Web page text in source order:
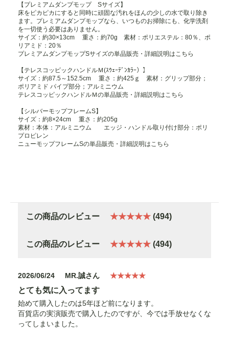
【プレミアムダンプモップ Sサイズ】
床をピカピカにすると同時に頑固な汚れをほんの少しの水で取り除き
ます。プレミアムダンプモップなら、いつものお掃除にも、化学洗剤
を一切使う必要はありません。
サイズ：約30×13cm 重さ：約70g 素材：ポリエステル：80％、ポ
リアミド：20％
プレミアムダンプモップSサイズの単品販売・詳細説明はこちら
【テレスコッピックハンドルＭ(ｽｳｪｰﾃﾞﾝｶﾗｰ）】
サイズ：約87.5～152.5cm 重さ：約425ｇ 素材：グリップ部分；
ポリアミド パイプ部分；アルミニウム
テレスコッピックハンドルＭの単品販売・詳細説明はこちら
【シルバーモップフレームS】
サイズ：約8×24cm 重さ：約205g
素材：本体：アルミニウム エッジ・ハンドル取り付け部分：ポリ
プロピレン
ニューモップフレームSの単品販売・詳細説明はこちら
この商品のレビュー ★★★★★ (494)
この商品のレビュー ★★★★★ (494)
2026/06/24 MR.誠さん ★★★★★
とても気に入ってます
始めて購入したのは5年ほど前になります。
百貨店の実演販売で購入したのですが、今では手放せなくな
ってしまいました。